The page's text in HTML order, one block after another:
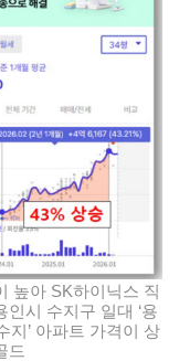
높아 SK하이닉스 직
시 수지구 일대 ‘용
지’ 아파트 가격이 상
드